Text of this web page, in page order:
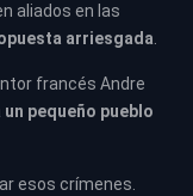
aliados en las
arriesgada
francés Andre
un pequeño pueblo
esos crímenes.